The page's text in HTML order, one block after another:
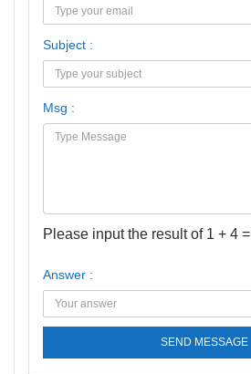
Subject :
Msg :
Please input the result of 1 + 4 =
Answer :
SEND MESSAGE